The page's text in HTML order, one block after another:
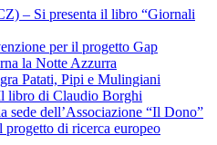
– Si presenta il libro “Giornali
per il progetto Gap
la Notte Azzurra
Patati, Pipi e Mulingiani
di Claudio Borghi
dell’Associazione “Il Dono”
di ricerca europeo